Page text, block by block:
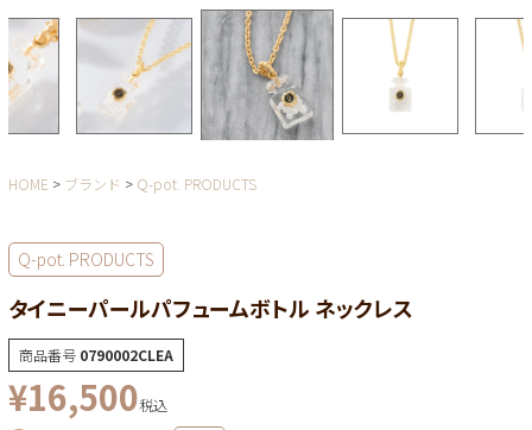
HOME ブランド Q-pot. PRODUCTS
Q-pot. PRODUCTS
タイニーパールパフュームボトル ネックレス
商品番号 0790002CLEA
¥16,500税込